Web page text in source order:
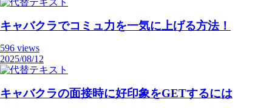
キャバクラでコミュ力を一気に上げる方法！
596 views
2025/08/12
キャバクラの面接時に好印象をGETするには